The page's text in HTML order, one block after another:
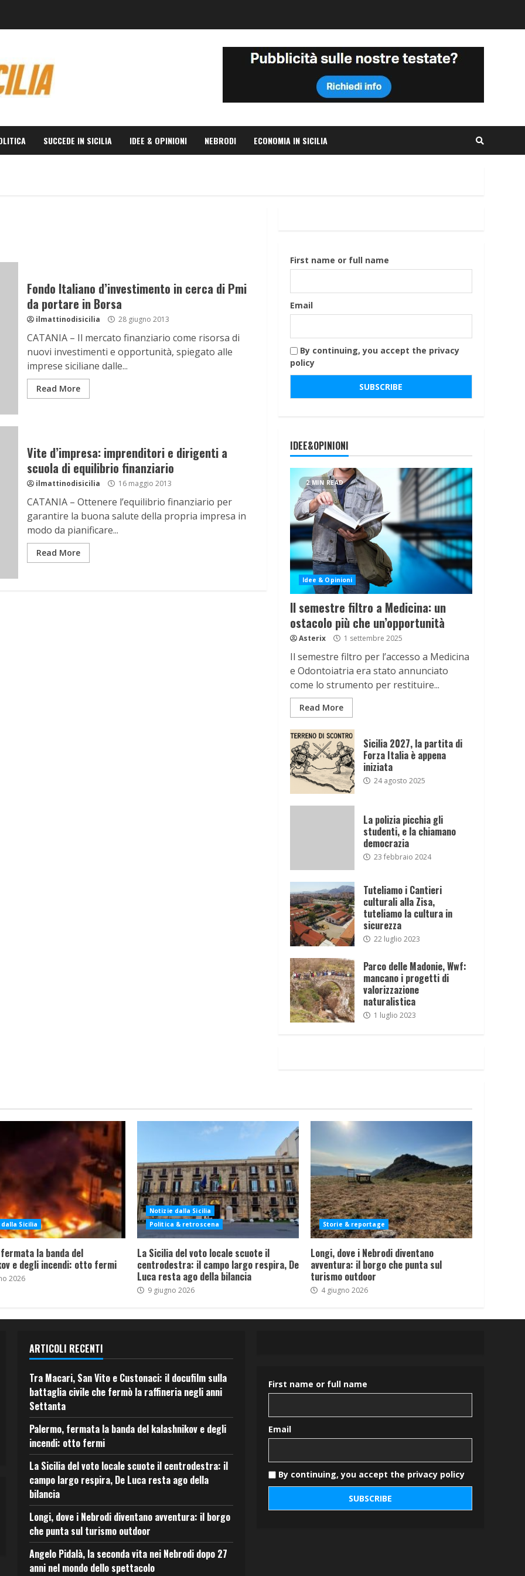
SUCCEDE IN SICILIA IDEE & OPINIONI NEBRODI ECONOMIA IN SICILIA
Fondo Italiano d’investimento in cerca di Pmi
da portare in Borsa
ilmattinodisicilia 28 giugno 2013
CATANIA – Il mercato finanziario come risorsa di
nuovi investimenti e opportunità, spiegato alle
imprese siciliane dalle...
Read More
Vite d’impresa: imprenditori e dirigenti a
scuola di equilibrio finanziario
ilmattinodisicilia 16 maggio 2013
CATANIA – Ottenere l’equilibrio finanziario per
garantire la buona salute della propria impresa in
modo da pianificare...
Read More
First name or full name
Email
By continuing, you accept the privacy
policy
IDEE&OPINIONI
2 MIN READ
Idee & Opinioni
Il semestre filtro a Medicina: un
ostacolo più che un’opportunità
Asterix 1 settembre 2025
Il semestre filtro per l’accesso a Medicina
e Odontoiatria era stato annunciato
come lo strumento per restituire...
Read More
Sicilia 2027, la partita di
Forza Italia è appena
iniziata
24 agosto 2025
La polizia picchia gli
studenti, e la chiamano
democrazia
23 febbraio 2024
Tuteliamo i Cantieri
culturali alla Zisa,
tuteliamo la cultura in
sicurezza
22 luglio 2023
Parco delle Madonie, Wwf:
mancano i progetti di
valorizzazione
naturalistica
1 luglio 2023
Sicilia
la banda del
e degli incendi: otto fermi
2026
Notizie dalla Sicilia
Politica & retroscena
La Sicilia del voto locale scuote il
centrodestra: il campo largo respira, De
Luca resta ago della bilancia
9 giugno 2026
Storie & reportage
Longi, dove i Nebrodi diventano
avventura: il borgo che punta sul
turismo outdoor
4 giugno 2026
ARTICOLI RECENTI
Tra Macari, San Vito e Custonaci: il docufilm sulla
battaglia civile che fermò la raffineria negli anni
Settanta
Palermo, fermata la banda del kalashnikov e degli
incendi: otto fermi
La Sicilia del voto locale scuote il centrodestra: il
campo largo respira, De Luca resta ago della
bilancia
Longi, dove i Nebrodi diventano avventura: il borgo
che punta sul turismo outdoor
Angelo Pidalà, la seconda vita nei Nebrodi dopo 27
anni nel mondo dello spettacolo
First name or full name
Email
By continuing, you accept the privacy policy